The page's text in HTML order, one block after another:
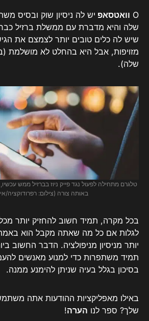
O וואטסאפ יש לה ניסיון שוק ובסיס
שלה והיא מדברת עם ממשלת ברזיל כבר
שיש לה כלים טובים יותר לצמצם את
מזויפות, אבל היא בהחלט לא מושלמת
שלה).
טלגרם מתחילה לפעול נגד פייק ניוז בברזיל ממש
באותה צורה (צילום: רפרודוקציה/
בכל מקרה, תמיד חשוב להחזיק יותר
לגלות אם כל מה שאתה מקבל הוא באמת
יותר מניסיון מניפולציה. הדבר החשוב
תמיד משתפרות כדי למנוע מאנשים
בסיכון בגלל בעיה שניתן להימנע ממנה.
באילו מאפליקציות ההודעות אתה
שלך? ספר לנו הערה!